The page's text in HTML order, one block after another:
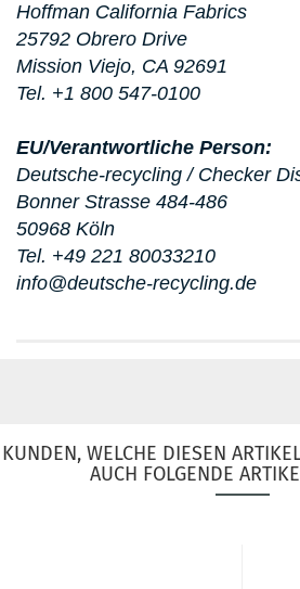
Hoffman California Fabrics
25792 Obrero Drive
Mission Viejo, CA 92691
Tel. +1 800 547-0100
EU/Verantwortliche Person:
Deutsche-recycling / Checker
Bonner Strasse 484-486
50968 Köln
Tel. +49 221 80033210
info@deutsche-recycling.de
KUNDEN, WELCHE DIESEN
AUCH FOLGENDE